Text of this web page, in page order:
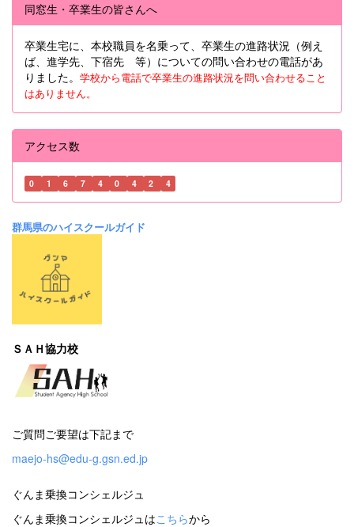
同窓生・卒業生の皆さんへ
卒業生宅に、本校職員を名乗って、卒業生の進路状況（例え
ば、進学先、下宿先 等）についての問い合わせの電話があ
りました。 学校から電話で卒業生の進路状況を問い合わせること
はありません。
アクセス数
0 1 6 7 4 0 4 2 4
群馬県のハイスクールガイド
ＳＡＨ協力校
ご質問ご要望は下記まで
maejo-hs@edu-g.gsn.ed.jp
ぐんま乗換コンシェルジュ
ぐんま乗換コンシェルジュはこちらから